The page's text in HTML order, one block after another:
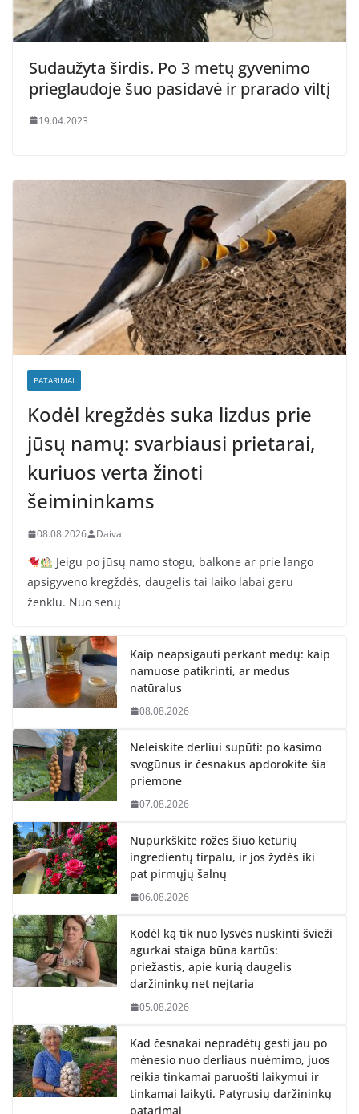
Sudaužyta širdis. Po 3 metų gyvenimo
prieglaudoje šuo pasidavė ir prarado viltį
19.04.2023
PATARIMAI
Kodėl kregždės suka lizdus prie
jūsų namų: svarbiausi prietarai,
kuriuos verta žinoti
šeimininkams
08.08.2026 Daiva
Jeigu po jūsų namo stogu, balkone ar prie lango
apsigyveno kregždės, daugelis tai laiko labai geru
ženklu. Nuo senų
Kaip neapsigauti perkant medų: kaip
namuose patikrinti, ar medus
natūralus
08.08.2026
Neleiskite derliui supūti: po kasimo
svogūnus ir česnakus apdorokite šia
priemone
07.08.2026
Nupurkškite rožes šiuo keturių
ingredientų tirpalu, ir jos žydės iki
pat pirmųjų šalnų
06.08.2026
Kodėl ką tik nuo lysvės nuskinti švieži
agurkai staiga būna kartūs:
priežastis, apie kurią daugelis
daržininkų net neįtaria
05.08.2026
Kad česnakai nepradėtų gesti jau po
mėnesio nuo derliaus nuėmimo, juos
reikia tinkamai paruošti laikymui ir
tinkamai laikyti. Patyrusių daržininkų
patarimai